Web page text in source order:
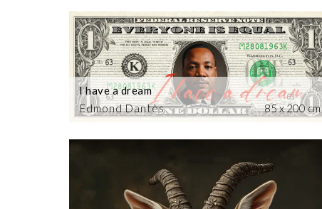
Edmond Dantès
I have a dream
85 x 200 cm